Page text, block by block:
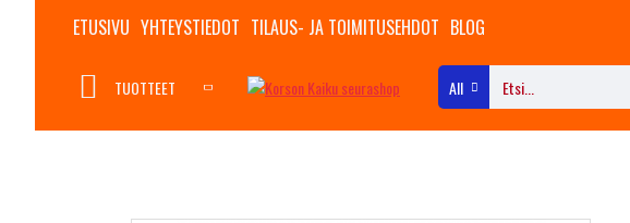
ETUSIVU YHTEYSTIEDOT TILAUS- JA TOIMITUSEHDOT BLOG
TUOTTEET All